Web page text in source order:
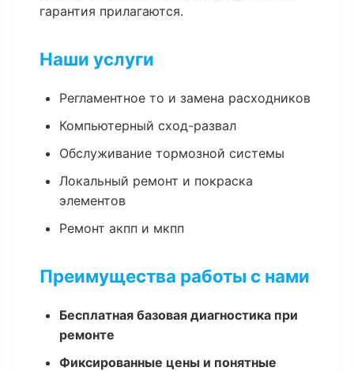
гарантия прилагаются.
Наши услуги
Регламентное то и замена расходников
Компьютерный сход-развал
Обслуживание тормозной системы
Локальный ремонт и покраска
элементов
Ремонт акпп и мкпп
Преимущества работы с нами
Бесплатная базовая диагностика при
ремонте
Фиксированные цены и понятные